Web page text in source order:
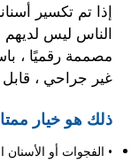
إذا تم تكسير
الناس ليس لديهم
مصممة رقميًا ،
غير جراحي ، قابل
ذلك هو خيار
• اﻟﻔﺠﻮات أو اﻷﺳﻨﺎن